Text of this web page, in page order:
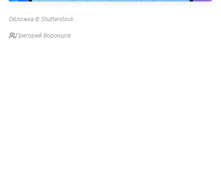
Обложка © Shutterstock
Григорий Воронцов